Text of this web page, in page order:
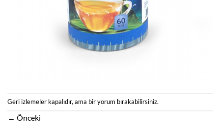
Geri izlemeler kapalıdır, ama bir yorum bırakabilirsiniz.
← Önceki